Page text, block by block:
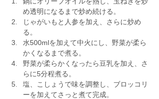
め透明になるまで炒め続ける。
じゃがいもと人参を加え、さらに炒め
る。
水500mlを加えて中火にし、野菜が柔ら
かくなるまで煮る。
野菜が柔らかくなったら豆乳を加え、さ
らに5分程煮る。
塩、こしょうで味を調整し、ブロッコリ
ーを加えてさっと煮て完成。